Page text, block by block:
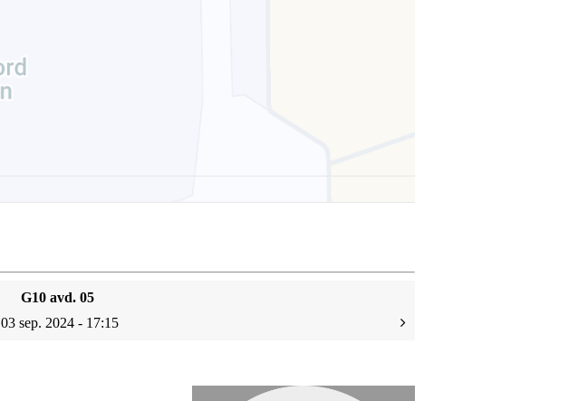
G10 avd. 05
03 sep. 2024 - 17:15